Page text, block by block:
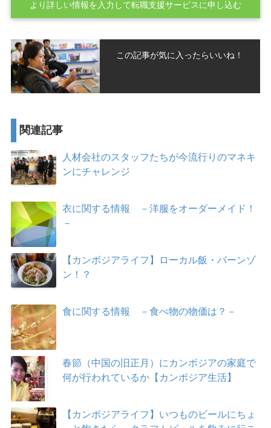
より詳しい情報を入力して転職支援サービスに申し込む
この記事が気に入ったらいいね！
関連記事
人材会社のスタッフたちが今流行りのマネキ
ンにチャレンジ
衣に関する情報 －洋服をオーダーメイド！
－
【カンボジアライフ】ローカル飯・バーンゾ
ン！？
食に関する情報 －食べ物の物価は？－
春節（中国の旧正月）にカンボジアの家庭で
何が行われているか【カンボジア生活】
【カンボジアライフ】いつものビールにちょ